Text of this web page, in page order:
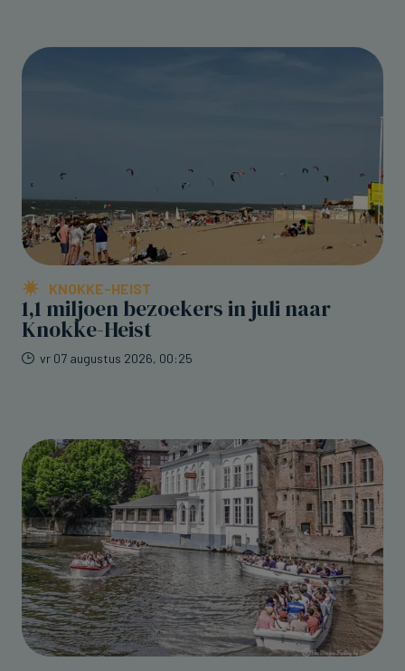
KNOKKE-HEIST
1,1 miljoen bezoekers in juli naar
Knokke-Heist
vr 07 augustus 2026, 00:25